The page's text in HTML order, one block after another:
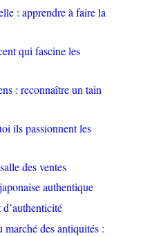
: apprendre à faire la
qui fascine les
: reconnaître un tain
ils passionnent les
des ventes
authentique
marché des antiquités :